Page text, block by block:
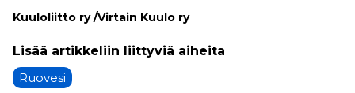
Kuu­lo­liit­to ry /Vir­tain Kuu­lo ry
Ruovesi